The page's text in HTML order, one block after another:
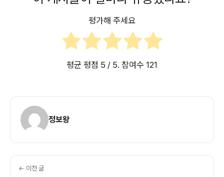
평가해 주세요
평균 평점 5 / 5. 참여수 121
정보왕
← 이전 글